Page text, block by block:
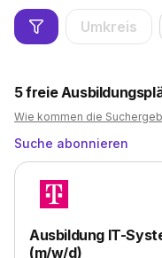
Umkreis
5freie
Wie kommen die
Suche abonnieren
Ausbildung IT-
(m/w/d)